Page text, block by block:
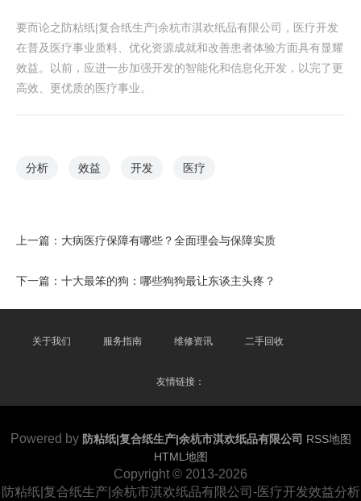
要而论之防粘纸|复合纸生产|余杭市淇欢纸品有限公司，医疗开发
在普及医疗事业质料、优化资源成就和改善患者体验方面具有显耀
效益。以前，应进一步加强开发的智能化和信息化开发，以完了更
高效、更优质的医疗事业。
分析 效益 开发 医疗
上一篇： 大病医疗保障有哪些？全面理会与保障实质
下一篇： 十大最笨的狗：哪些狗狗最让东谈主头疼？
关于我们 服务指南 维修资讯 二手回收
友情链接：
Powered by 防粘纸|复合纸生产|余杭市淇欢纸品有限公司 RSS地图
HTML地图
Copyright © 2013-2026
防粘纸|复合纸生产|余杭市淇欢纸品有限公司-医疗开发效益分析